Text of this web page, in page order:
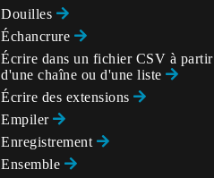
Douilles
Échancrure
Écrire dans un fichier CSV à partir
d'une chaîne ou d'une liste
Écrire des extensions
Empiler
Enregistrement
Ensemble